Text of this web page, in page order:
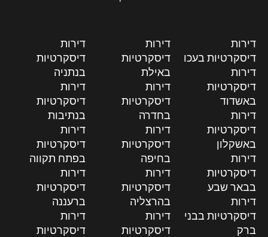
דירות
דיסקרטיות בעכו
דירות
דיסקרטיות
באשדוד
דירות
דיסקרטיות
באשקלון
דירות
דיסקרטיות
בבאר שבע
דירות
דיסקרטיות בבני
ברק
דירות
דיסקרטיות
באילת
דירות
דיסקרטיות
בחדרה
דירות
דיסקרטיות
בחיפה
דירות
דיסקרטיות
בהרצליה
דירות
דיסקרטיות
דירות
דיסקרטיות
בנתניה
דירות
דיסקרטיות
בנתיבות
דירות
דיסקרטיות
בפתח תקווה
דירות
דיסקרטיות
ברעננה
דירות
דיסקרטיות